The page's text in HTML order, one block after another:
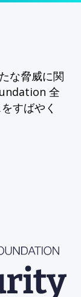
な脅威に関
全
すばやく